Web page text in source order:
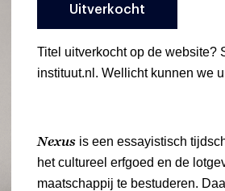
Uitverkocht
Titel uitverkocht op de website?
instituut.nl. Wellicht kunnen we
Nexus is een essayistisch
het cultureel erfgoed en de
maatschappij te bestuderen.